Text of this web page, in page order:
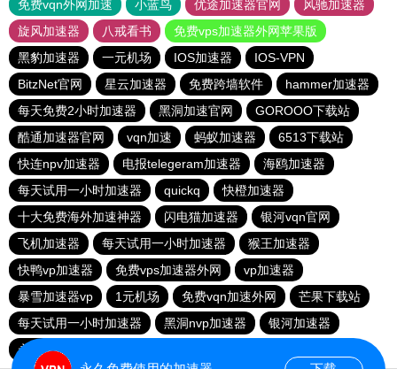
免费vqn外网加速
小蓝鸟 优途加速器官网
风驰加速器
旋风加速器
八戒看书
免费vps加速器外网苹果版
黑豹加速器
一元机场 IOS加速器
IOS-VPN
BitzNet官网
星云加速器 免费跨墙软件
hammer加速器
每天免费2小时加速器
黑洞加速官网
GOROOO下载站
酷通加速器官网
vqn加速 蚂蚁加速器
6513下载站
快连npv加速器
电报telegeram加速器
海鸥加速器
每天试用一小时加速器
quickq
快橙加速器
十大免费海外加速神器
闪电猫加速器
银河vqn官网
飞机加速器
每天试用一小时加速器
猴王加速器
快鸭vp加速器
免费vps加速器外网
vp加速器
暴雪加速器vp
1元机场 免费vqn加速外网
芒果下载站
每天试用一小时加速器
黑洞nvp加速器
银河加速器
永久免费vqn加速外网